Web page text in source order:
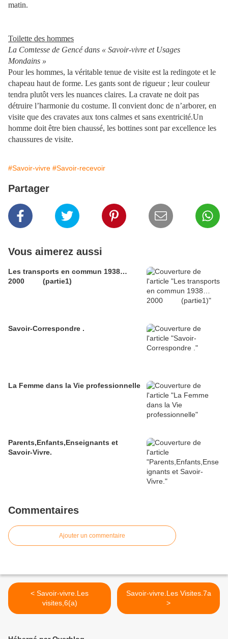
matin.
Toilette des hommes
La Comtesse de Gencé dans « Savoir-vivre et Usages
Mondains »
Pour les hommes, la véritable tenue de visite est la redingote et le
chapeau haut de forme. Les gants sont de rigueur ; leur couleur
tendra plutôt vers les nuances claires. La cravate ne doit pas
détruire l’harmonie du costume. Il convient donc de n’arborer, en
visite que des cravates aux tons calmes et sans exentricité.Un
homme doit être bien chaussé, les bottines sont par excellence les
chaussures de visite.
#Savoir-vivre #Savoir-recevoir
Partager
Vous aimerez aussi
Les transports en commun 1938…
2000 (partie1)
Savoir-Correspondre .
La Femme dans la Vie professionnelle
Parents,Enfants,Enseignants et
Savoir-Vivre.
Commentaires
Ajouter un commentaire
< Savoir-vivre.Les
visites,6(a)
Savoir-vivre.Les Visites.7a
>